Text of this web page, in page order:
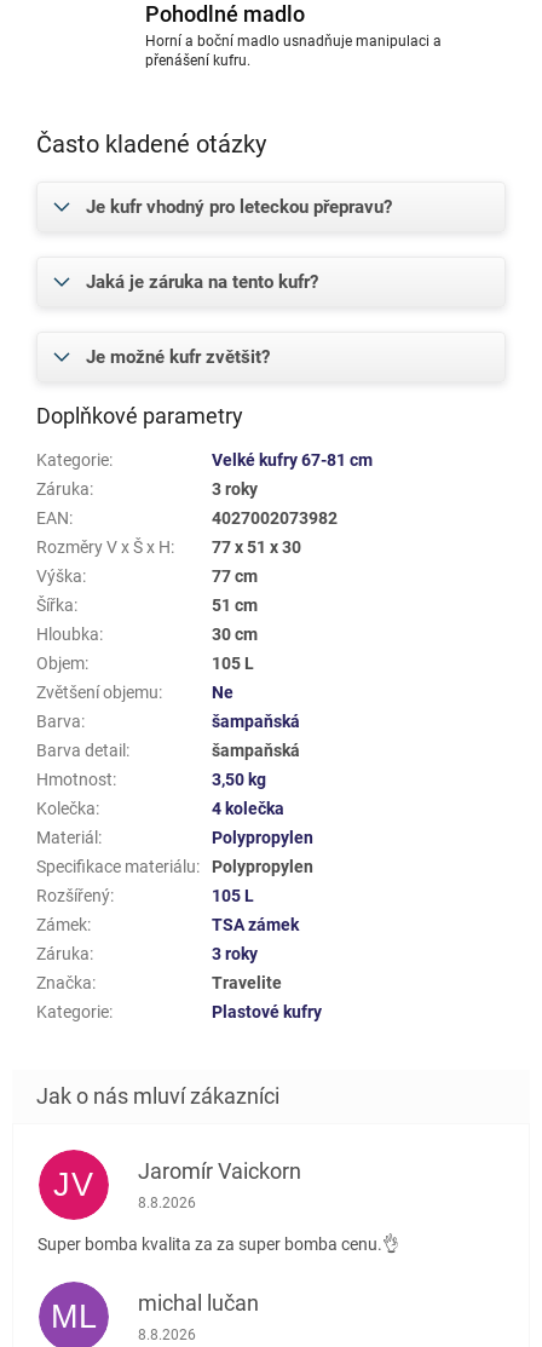
Pohodlné madlo
Horní a boční madlo usnadňuje manipulaci a
přenášení kufru.
Často kladené otázky
Je kufr vhodný pro leteckou přepravu?
Jaká je záruka na tento kufr?
Je možné kufr zvětšit?
Doplňkové parametry
Kategorie:
Velké kufry 67-81 cm
Záruka:
3 roky
EAN:
4027002073982
Rozměry V x Š x H:
77 x 51 x 30
Výška:
77 cm
Šířka:
51 cm
Hloubka:
30 cm
Objem:
105 L
Zvětšení objemu:
Ne
Barva:
šampaňská
Barva detail :
šampaňská
Hmotnost:
3,50 kg
Kolečka:
4 kolečka
Materiál :
Polypropylen
Specifikace materiálu:
Polypropylen
Rozšířený:
105 L
Zámek:
TSA zámek
Záruka:
3 roky
Značka:
Travelite
Kategorie: Plastové kufry
JV Jaromír Vaickorn
Hodnocení obchodu je 5 z 5 hvězdiček.
8.8.2026
Super bomba kvalita za za super bomba cenu.👌
ML michal lučan
Hodnocení obchodu je 5 z 5 hvězdiček.
8.8.2026